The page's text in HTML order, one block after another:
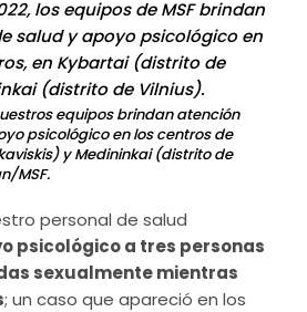
equipos brindan atención
psicológico en los centros de
y Medininkai (distrito de
MSF.
personal de salud
psicológico a tres personas
sexualmente mientras
; un caso que apareció en los